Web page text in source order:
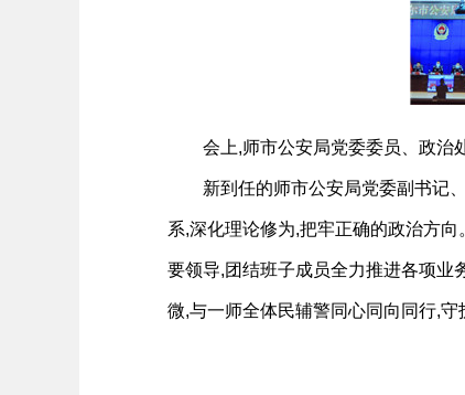
会上,师市公安局党委委员、政治
新到任的师市公安局党委副书记
系,深化理论修为,把牢正确的政治方
要领导,团结班子成员全力推进各项业
微,与一师全体民辅警同心同向同行,守